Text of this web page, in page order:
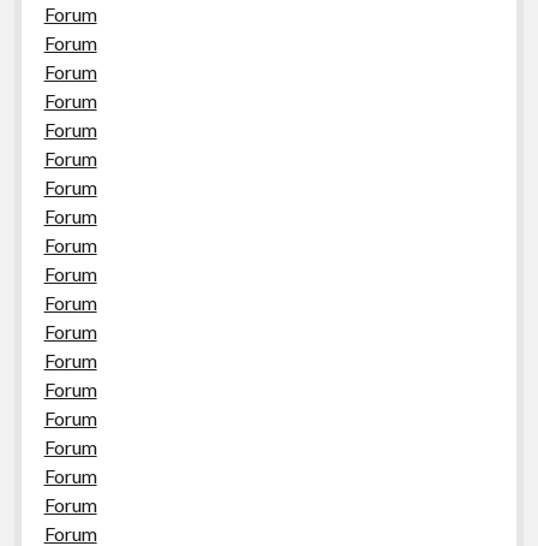
Forum
Forum
Forum
Forum
Forum
Forum
Forum
Forum
Forum
Forum
Forum
Forum
Forum
Forum
Forum
Forum
Forum
Forum
Forum